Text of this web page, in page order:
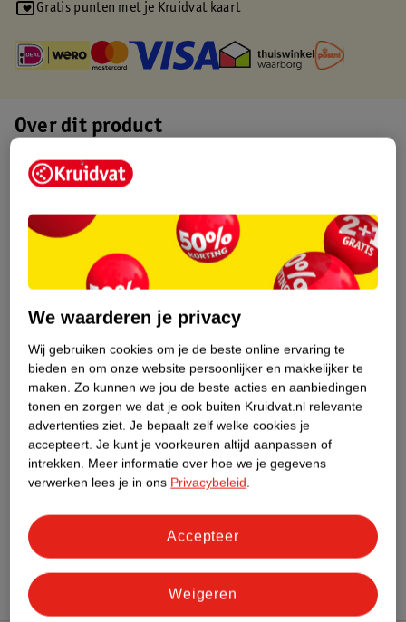
Gratis punten met je Kruidvat kaart
Over dit product
Productinformatie
Etiketinformatie
Nature Impact Score
Impact Score.
Meer informatie
Bestel & Bezorginformatie
Bekijk ook
Meer
We waarderen je privacy
Wij gebruiken cookies om je de beste online ervaring te
bieden en om onze website persoonlijker en makkelijker te
maken. Zo kunnen we jou de beste acties en aanbiedingen
tonen en zorgen we dat je ook buiten Kruidvat.nl relevante
advertenties ziet. Je bepaalt zelf welke cookies je
accepteert. Je kunt je voorkeuren altijd aanpassen of
intrekken. Meer informatie over hoe we je gegevens
verwerken lees je in ons Privacybeleid.
Weigeren
Accepteer